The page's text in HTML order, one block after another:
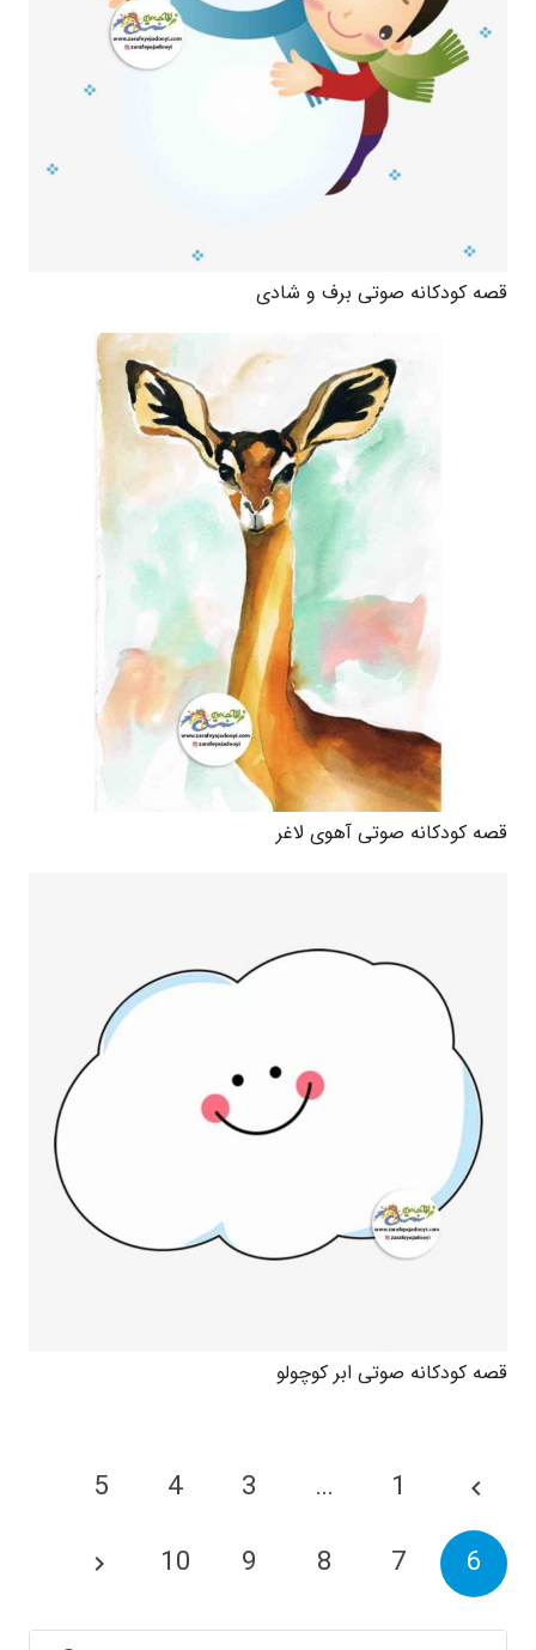
قصه کودکانه صوتی برف و شادی
قصه کودکانه صوتی آهوی لاغر
قصه کودکانه صوتی ابر کوچولو
1
…
3
4
5
6
7
8
9
10